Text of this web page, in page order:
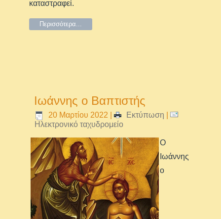
καταστραφεί.
Περισσότερα...
Ιωάννης ο Βαπτιστής
20 Μαρτίου 2022 | Εκτύπωση
Ηλεκτρονικό ταχυδρομείο
O
Ιωάννης
ο